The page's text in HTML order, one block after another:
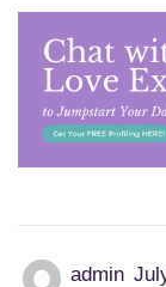
admin